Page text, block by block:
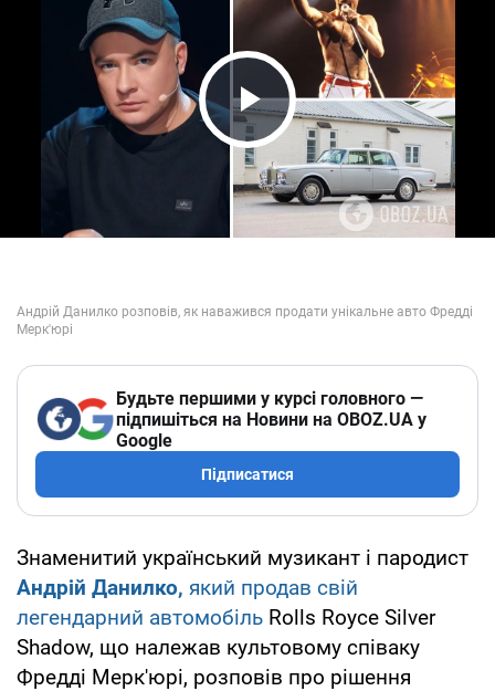
Play Video
Будьте першими у курсі головного —
підпишіться на Новини на OBOZ.UA у
Google
Підписатися
Знаменитий український музикант і пародист
Андрій Данилко, який продав свій
легендарний автомобіль Rolls Royce Silver
Shadow, що належав культовому співаку
Фредді Мерк'юрі, розповів про рішення